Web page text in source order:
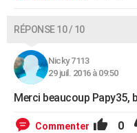
RÉPONSE 10 / 10
Nicky 7113
29 juil. 2016 à 09:50
Merci beaucoup Papy35,
Commenter 0